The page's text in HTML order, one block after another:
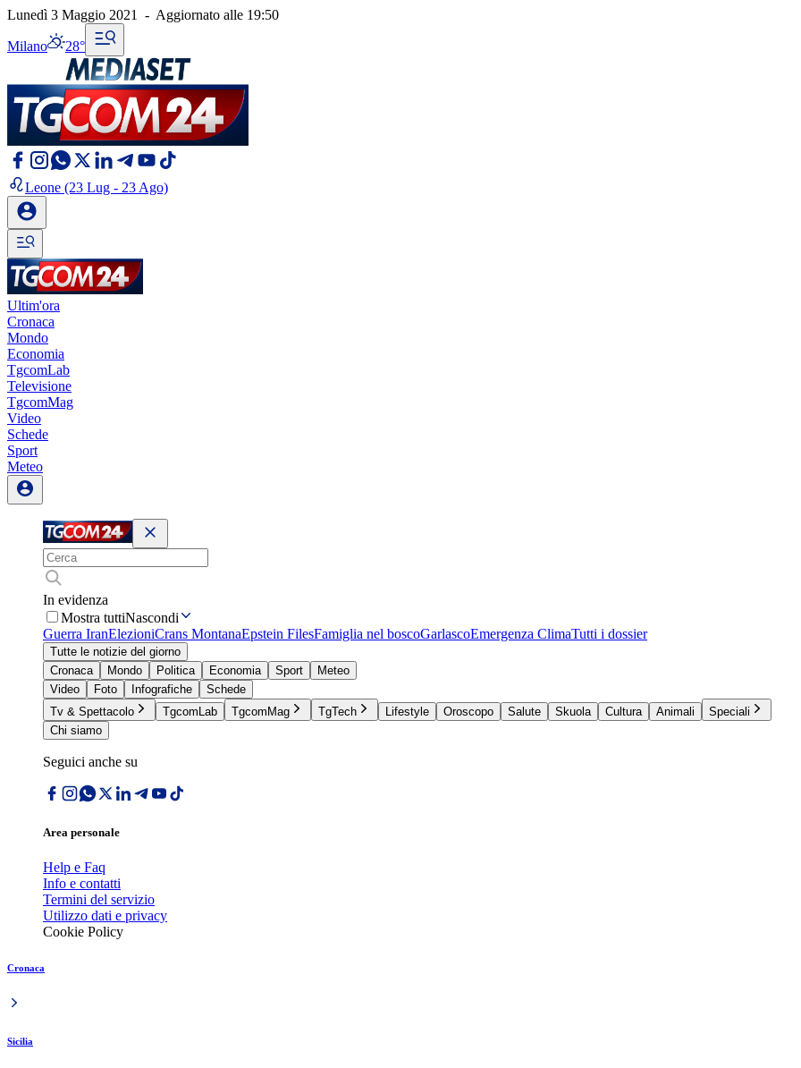
Lunedì 3 Maggio 2021 - Aggiornato alle 19:50
Milano 28°
Leone (23 Lug - 23 Ago)
Ultim'ora
Cronaca
Mondo
Economia
TgcomLab
Televisione
TgcomMag
Video
Schede
Sport
Meteo
In evidenza
Mostra tuttiNascondi
Guerra IranElezioniCrans MontanaEpstein FilesFamiglia nel boscoGarlascoEmergenza ClimaTutti i dossier
Tutte le notizie del giorno
Cronaca
Mondo Politica Economia Sport
Meteo
Video
Foto Infografiche
Schede
Tv & Spettacolo
TgcomLab TgcomMag TgTech Lifestyle Oroscopo Salute Skuola Cultura Animali
Speciali
Chi siamo
Seguici anche su
Area personale
Help e Faq
Info e contatti
Termini del servizio
Utilizzo dati e privacy
Cookie Policy
Cronaca
Sicilia